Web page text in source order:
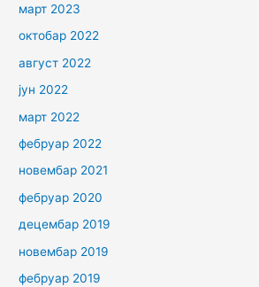
март 2023
октобар 2022
август 2022
јун 2022
март 2022
фебруар 2022
новембар 2021
фебруар 2020
децембар 2019
новембар 2019
фебруар 2019